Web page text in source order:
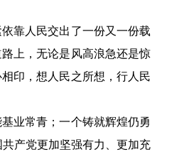
靠人民交出了一份又一份载
上，无论是风高浪急还是惊
印，想人民之所想，行人民
业常青；一个铸就辉煌仍勇
产党更加坚强有力、更加充